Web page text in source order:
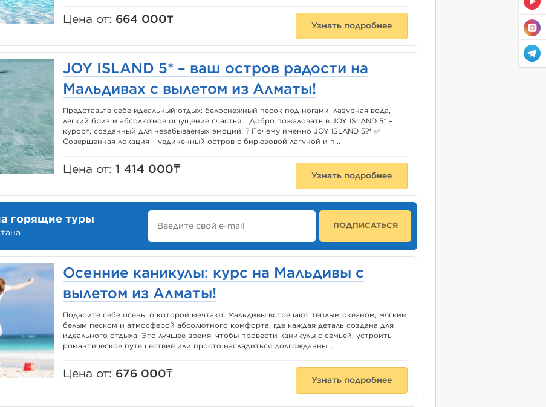
Цена от: 664 000₸
Узнать подробнее
JOY ISLAND 5* – ваш остров радости на
Мальдивах с вылетом из Алматы!
Представьте себе идеальный отдых: белоснежный песок под ногами, лазурная вода,
легкий бриз и абсолютное ощущение счастья… Добро пожаловать в JOY ISLAND 5* –
курорт, созданный для незабываемых эмоций! ? Почему именно JOY ISLAND 5?* ✅
Совершенная локация – уединенный остров с бирюзовой лагуной и п...
Цена от:1 414 000₸
Узнать подробнее
горящие туры
ПОДПИСАТЬСЯ
Осенние каникулы: курс на Мальдивы с
вылетом из Алматы!
Подарите себе осень, о которой мечтают. Мальдивы встречают теплым океаном, мягким
белым песком и атмосферой абсолютного комфорта, где каждая деталь создана для
идеального отдыха. Это лучшее время, чтобы провести каникулы с семьей, устроить
романтическое путешествие или просто насладиться долгожданны...
Цена от: 676 000₸
Узнать подробнее